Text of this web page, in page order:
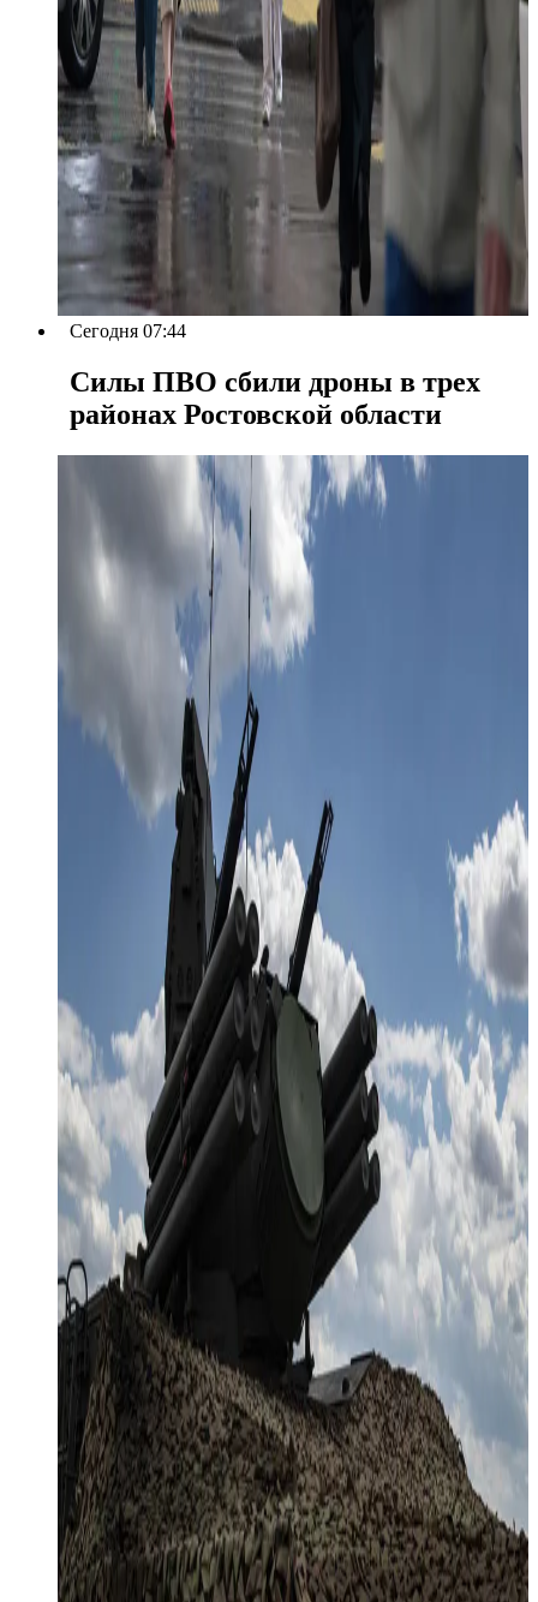
Сегодня 07:44
Силы ПВО сбили дроны в трех
районах Ростовской области